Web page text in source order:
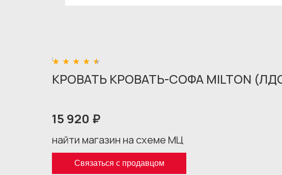
КРОВАТЬ КРОВАТЬ-СОФА MILTON
15 920 ₽
найти магазин на схеме МЦ
Связаться с продавцом